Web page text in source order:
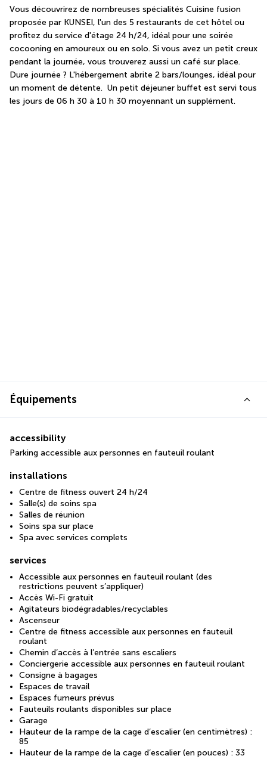
Vous découvrirez de nombreuses spécialités Cuisine fusion
proposée par KUNSEI, l'un des 5 restaurants de cet hôtel ou
profitez du service d'étage 24 h/24, idéal pour une soirée
cocooning en amoureux ou en solo. Si vous avez un petit creux
pendant la journée, vous trouverez aussi un café sur place.
Dure journée ? L'hébergement abrite 2 bars/lounges, idéal pour
un moment de détente.  Un petit déjeuner buffet est servi tous
les jours de 06 h 30 à 10 h 30 moyennant un supplément.
Équipements
accessibility
Parking accessible aux personnes en fauteuil roulant
installations
Centre de fitness ouvert 24 h/24
Salle(s) de soins spa
Salles de réunion
Soins spa sur place
Spa avec services complets
services
Accessible aux personnes en fauteuil roulant (des
restrictions peuvent s’appliquer)
Accès Wi-Fi gratuit
Agitateurs biodégradables/recyclables
Ascenseur
Centre de fitness accessible aux personnes en fauteuil
roulant
Chemin d’accès à l’entrée sans escaliers
Conciergerie accessible aux personnes en fauteuil roulant
Consigne à bagages
Espaces de travail
Espaces fumeurs prévus
Fauteuils roulants disponibles sur place
Garage
Hauteur de la rampe de la cage d’escalier (en centimètres) :
85
Hauteur de la rampe de la cage d’escalier (en pouces) : 33